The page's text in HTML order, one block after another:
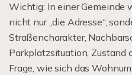
Wichtig: In einer Gemeinde
nicht nur „die Adresse“,
Straßencharakter,
Parkplatzsituation, Zustand
Frage, wie sich das